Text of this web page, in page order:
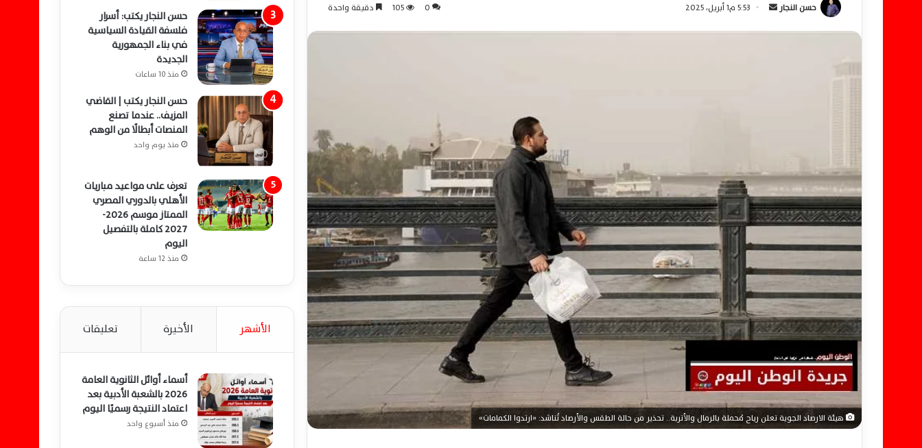
حسن النجار
ل
ك
ت
ر
ن
ي
ا
5:53 م1 أبريل، 2025 0
105 دقيقة واحدة
هيئة الارصاد الجوية تعلن رياح مُحملة بالرمال والأتربة.. تحذير من حالة الطقس والأرصاد تُناشد: «ارتدوا الكمامات»
حسن النجار يكتب: أسرار
فلسفة القيادة السياسية
في بناء الجمهورية
الجديدة
منذ 10 ساعات
حسن النجار يكتب | القاضي
المزيف.. عندما تصنع
المنصات أبطالًا من الوهم
منذ يوم واحد
تعرف على مواعيد مباريات
الأهلي بالدوري المصري
الممتاز موسم 2026-
2027 كاملة بالتفصيل
اليوم
منذ 12 ساعة
الأشهر الأخيرة تعليقات
أسماء أوائل الثانوية العامة
2026 بالشعبة الأدبية بعد
اعتماد النتيجة رسميًا اليوم
منذ أسبوع واحد